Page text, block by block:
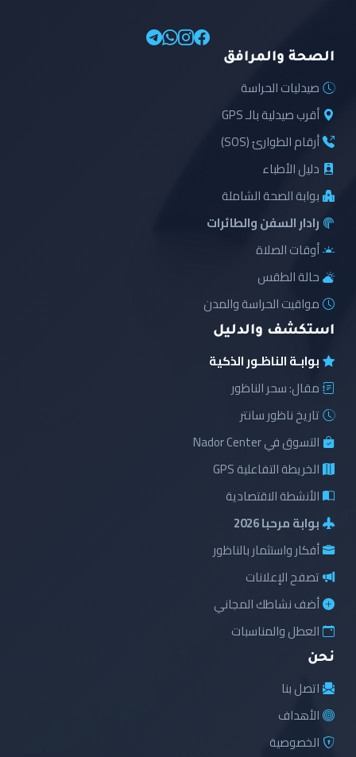
الصحة والمرافق
صيدليات الحراسة
أقرب صيدلية بالـ GPS
أرقام الطوارئ (SOS)
دليل الأطباء
بوابة الصحة الشاملة
رادار السفن والطائرات
أوقات الصلاة
حالة الطقس
مواقيت الحراسة والمدن
استكشف والدليل
بوابـة الناظـور الذكية
مقال: سحر الناظور
تاريخ ناظور سانتر
التسوق في Nador Center
الخريطة التفاعلية GPS
الأنشطة الاقتصادية
بوابة مرحبا 2026
أفكار واستثمار بالناظور
تصفح الإعلانات
أضف نشاطك المجاني
العطل والمناسبات
نحن
اتصل بنا
الأهداف
الخصوصية